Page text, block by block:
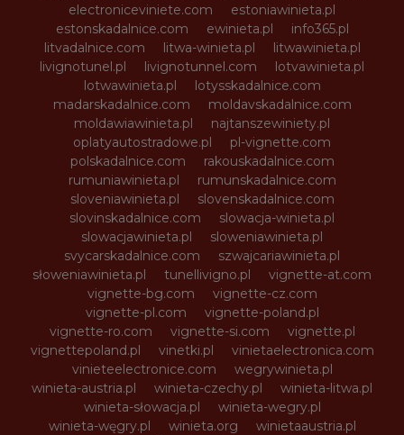
electroniceviniete.com
estoniawinieta.pl
estonskadalnice.com
ewinieta.pl
info365.pl
litvadalnice.com
litwa-winieta.pl
litwawinieta.pl
livignotunel.pl
livignotunnel.com
lotvawinieta.pl
lotwawinieta.pl
lotysskadalnice.com
madarskadalnice.com
moldavskadalnice.com
moldawiawinieta.pl
najtanszewiniety.pl
oplatyautostradowe.pl
pl-vignette.com
polskadalnice.com
rakouskadalnice.com
rumuniawinieta.pl
rumunskadalnice.com
sloveniawinieta.pl
slovenskadalnice.com
slovinskadalnice.com
slowacja-winieta.pl
slowacjawinieta.pl
sloweniawinieta.pl
svycarskadalnice.com
szwajcariawinieta.pl
słoweniawinieta.pl
tunellivigno.pl
vignette-at.com
vignette-bg.com
vignette-cz.com
vignette-pl.com
vignette-poland.pl
vignette-ro.com
vignette-si.com
vignette.pl
vignettepoland.pl
vinetki.pl
vinietaelectronica.com
vinieteelectronice.com
wegrywinieta.pl
winieta-austria.pl
winieta-czechy.pl
winieta-litwa.pl
winieta-słowacja.pl
winieta-wegry.pl
winieta-węgry.pl
winieta.org
winietaaustria.pl